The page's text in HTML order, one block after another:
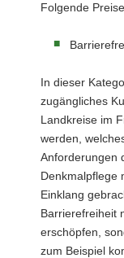
Folgende
In dieser
zugängliches
Landkreise im
werden,
Anforderungen
Denkmalpflege
Einklang
Barrierefreiheit
erschöpfen,
zum Beispiel